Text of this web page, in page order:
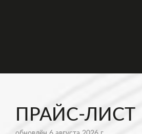
ПРАЙС-ЛИСТ